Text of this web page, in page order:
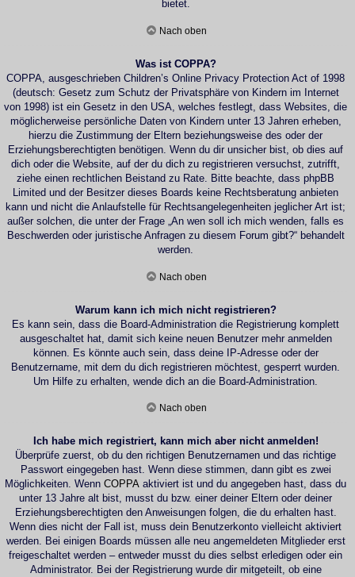
bietet.
Nach oben
Was ist COPPA?
COPPA, ausgeschrieben Children’s Online Privacy Protection Act of 1998
(deutsch: Gesetz zum Schutz der Privatsphäre von Kindern im Internet
von 1998) ist ein Gesetz in den USA, welches festlegt, dass Websites, die
möglicherweise persönliche Daten von Kindern unter 13 Jahren erheben,
hierzu die Zustimmung der Eltern beziehungsweise des oder der
Erziehungsberechtigten benötigen. Wenn du dir unsicher bist, ob dies auf
dich oder die Website, auf der du dich zu registrieren versuchst, zutrifft,
ziehe einen rechtlichen Beistand zu Rate. Bitte beachte, dass phpBB
Limited und der Besitzer dieses Boards keine Rechtsberatung anbieten
kann und nicht die Anlaufstelle für Rechtsangelegenheiten jeglicher Art ist;
außer solchen, die unter der Frage „An wen soll ich mich wenden, falls es
Beschwerden oder juristische Anfragen zu diesem Forum gibt?“ behandelt
werden.
Nach oben
Warum kann ich mich nicht registrieren?
Es kann sein, dass die Board-Administration die Registrierung komplett
ausgeschaltet hat, damit sich keine neuen Benutzer mehr anmelden
können. Es könnte auch sein, dass deine IP-Adresse oder der
Benutzername, mit dem du dich registrieren möchtest, gesperrt wurden.
Um Hilfe zu erhalten, wende dich an die Board-Administration.
Nach oben
Ich habe mich registriert, kann mich aber nicht anmelden!
Überprüfe zuerst, ob du den richtigen Benutzernamen und das richtige
Passwort eingegeben hast. Wenn diese stimmen, dann gibt es zwei
Möglichkeiten. Wenn COPPA aktiviert ist und du angegeben hast, dass du
unter 13 Jahre alt bist, musst du bzw. einer deiner Eltern oder deiner
Erziehungsberechtigten den Anweisungen folgen, die du erhalten hast.
Wenn dies nicht der Fall ist, muss dein Benutzerkonto vielleicht aktiviert
werden. Bei einigen Boards müssen alle neu angemeldeten Mitglieder erst
freigeschaltet werden – entweder musst du dies selbst erledigen oder ein
Administrator. Bei der Registrierung wurde dir mitgeteilt, ob eine